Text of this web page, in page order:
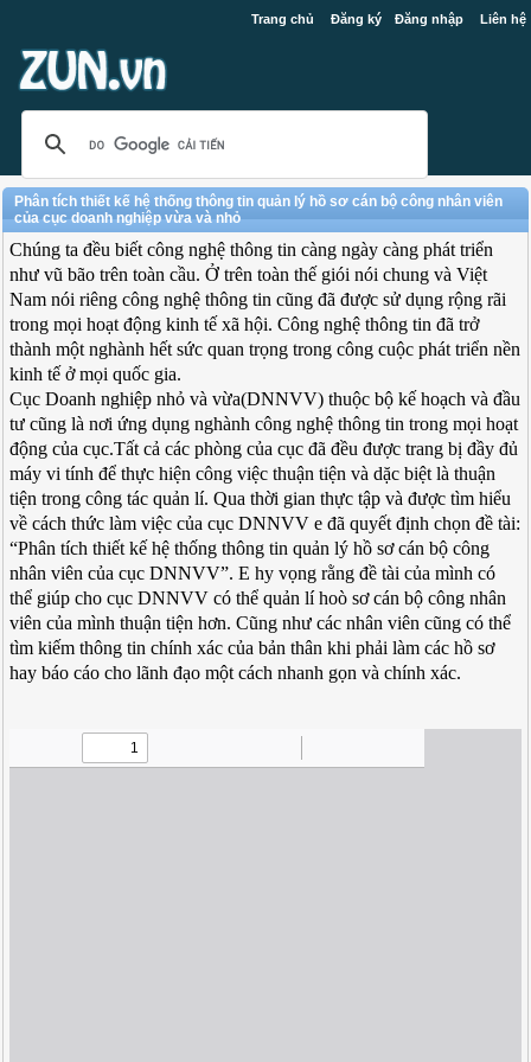
Trang chủ Đăng ký Đăng nhập Liên hệ
Phân tích thiết kế hệ thống thông tin quản lý hồ sơ cán bộ công nhân viên
của cục doanh nghiệp vừa và nhỏ
Chúng ta đều biết công nghệ thông tin càng ngày càng phát triển
như vũ bão trên toàn cầu. Ở trên toàn thế giói nói chung và Việt
Nam nói riêng công nghệ thông tin cũng đã được sử dụng rộng rãi
trong mọi hoạt động kinh tế xã hội. Công nghệ thông tin đã trở
thành một nghành hết sức quan trọng trong công cuộc phát triển nền
kinh tế ở mọi quốc gia.
Cục Doanh nghiệp nhỏ và vừa(DNNVV) thuộc bộ kế hoạch và đầu
tư cũng là nơi ứng dụng nghành công nghệ thông tin trong mọi hoạt
động của cục.Tất cả các phòng của cục đã đều được trang bị đầy đủ
máy vi tính để thực hiện công việc thuận tiện và dặc biệt là thuận
tiện trong công tác quản lí. Qua thời gian thực tập và được tìm hiểu
về cách thức làm việc của cục DNNVV e đã quyết định chọn đề tài:
“Phân tích thiết kế hệ thống thông tin quản lý hồ sơ cán bộ công
nhân viên của cục DNNVV”. E hy vọng rằng đề tài của mình có
thể giúp cho cục DNNVV có thể quản lí hoò sơ cán bộ công nhân
viên của mình thuận tiện hơn. Cũng như các nhân viên cũng có thể
tìm kiếm thông tin chính xác của bản thân khi phải làm các hồ sơ
hay báo cáo cho lãnh đạo một cách nhanh gọn và chính xác.